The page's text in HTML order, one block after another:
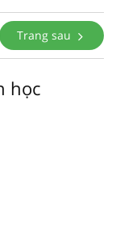
Trang sau
học